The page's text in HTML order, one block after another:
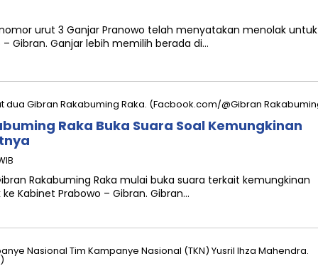
nomor urut 3 Ganjar Pranowo telah menyatakan menolak untuk
Gibran. Ganjar lebih memilih berada di…
Raka Buka Suara Soal Kemungkinan
Rakabuming Raka mulai buka suara terkait kemungkinan
Kabinet Prabowo – Gibran. Gibran…